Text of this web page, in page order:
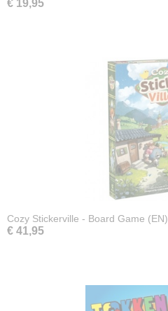
€ 19,95
Cozy Stickerville - Board Game (EN)
€ 41,95